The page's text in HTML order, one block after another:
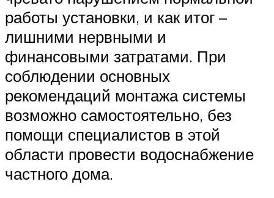
работы установки, и как итог –
лишними нервными и
финансовыми затратами. При
соблюдении основных
рекомендаций монтажа системы
возможно самостоятельно, без
помощи специалистов в этой
области провести водоснабжение
частного дома.